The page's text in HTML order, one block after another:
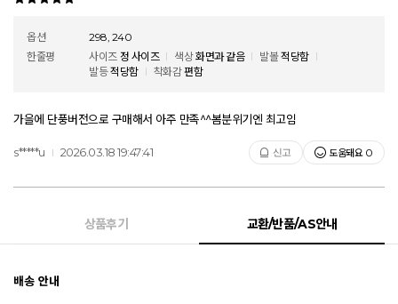
옵션
298, 240
한줄평
사이즈 정 사이즈 색상 화면과 같음 발볼 적당함
발등 적당함 착화감 편함
가을에 단풍버전으로 구매해서 아주 만족^^봄분위기엔 최고임
s*****u 2026.03.18 19:47:41 신고 도움돼요 0
상품후기 교환/반품/AS안내
배송 안내